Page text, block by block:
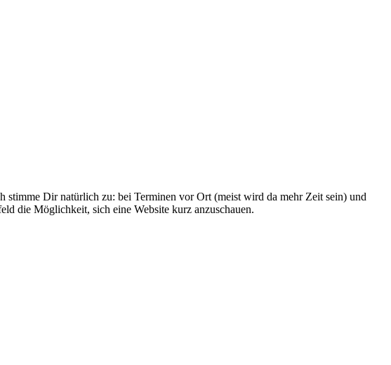
stimme Dir natürlich zu: bei Terminen vor Ort (meist wird da mehr Zeit sein) und
die Möglichkeit, sich eine Website kurz anzuschauen.